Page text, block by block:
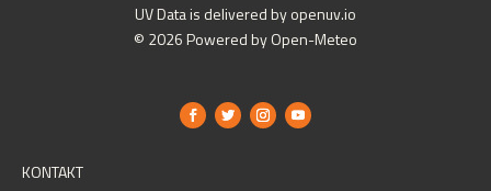
UV Data is delivered by openuv.io
© 2026 Powered by Open-Meteo
KONTAKT